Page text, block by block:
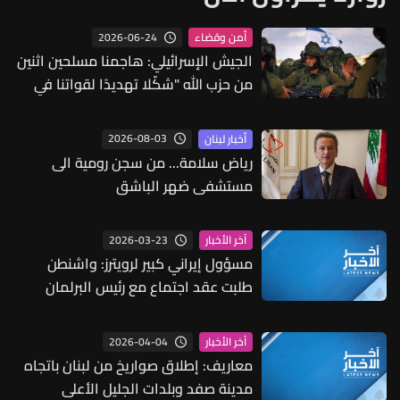
أمن وقضاء 2026-06-24
الجيش الإسرائيلي: هاجمنا مسلحين اثنين
من حزب الله "شكّلا تهديدًا لقواتنا في
أخبار لبنان 2026-08-03
رياض سلامة... من سجن رومية الى
مستشفى ضهر الباشق
آخر الأخبار 2026-03-23
مسؤول إيراني كبير لرويترز: واشنطن
طلبت عقد اجتماع مع رئيس البرلمان
ترد بعد
آخر الأخبار 2026-04-04
معاريف: إطلاق صواريخ من لبنان باتجاه
مدينة صفد وبلدات الجليل الأعلى